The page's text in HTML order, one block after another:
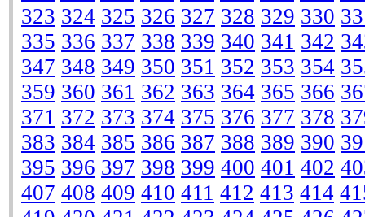
323 324 325 326 327 328 329 330
335 336 337 338 339 340 341 342
347 348 349 350 351 352 353 354
359 360 361 362 363 364 365 366
371 372 373 374 375 376 377 378
383 384 385 386 387 388 389 390
395 396 397 398 399 400 401 402
407 408 409 410 411 412 413 414